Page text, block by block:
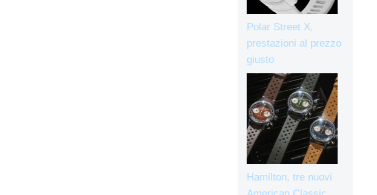
Polar Street X,
prestazioni al prezzo
giusto
Hamilton, tre nuovi